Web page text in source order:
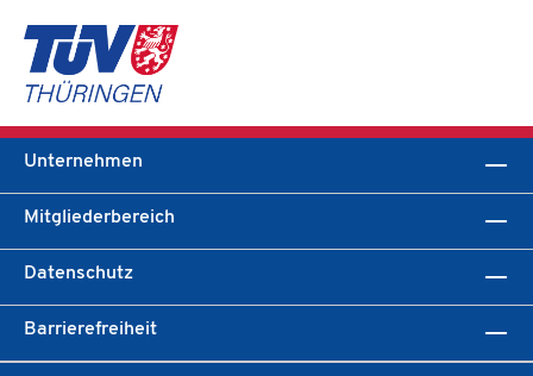
Unternehmen
Mitgliederbereich
Datenschutz
Barrierefreiheit